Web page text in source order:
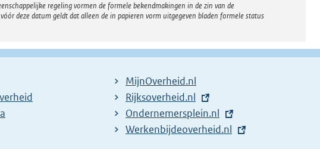
regeling vormen de formele bekendmakingen in de zin van de
deze datum geldt dat alleen de in papieren vorm uitgegeven bladen formele status
MijnOverheid.nl
E
x
t
Rijksoverheid.nl
E
x
Ondernemersplein.nl
E
Werkenbijdeoverheid.nl